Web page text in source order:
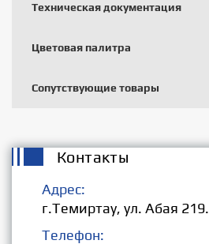
Техническая документация
Цветовая палитра
Сопутствующие товары
Контакты
Адрес:
г.Темиртау, ул. Абая 219.
Телефон: